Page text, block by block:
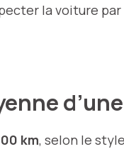
la voiture
d’une
km, selon le